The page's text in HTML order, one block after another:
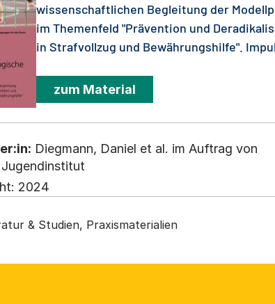
wissenschaftlichen Begleitung der
im Themenfeld "Prävention und
in Strafvollzug und Bewährungshilfe".
zum Material
Diegmann, Daniel et al. im Auftrag von
2024
& Studien, Praxismaterialien